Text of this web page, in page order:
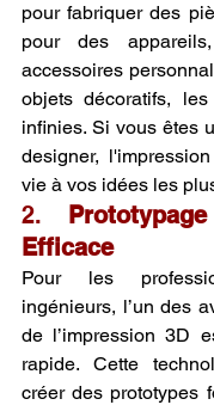
pour fabriquer des
pour des
accessoires
objets décoratifs,
infinies. Si vous êtes
designer,
vie à vos idées les
2.
Efficace
Pour les
ingénieurs, l’un des
de l’impression 3D
rapide. Cette
créer des prototypes